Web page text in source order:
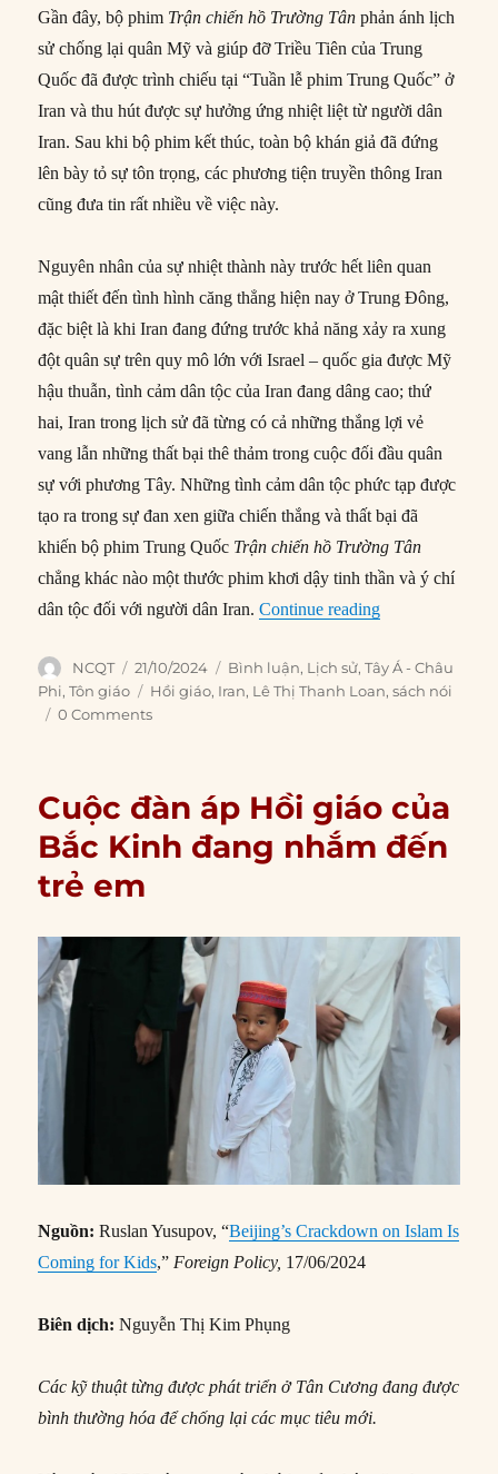
Gần đây, bộ phim Trận chiến hồ Trường Tân phản ánh lịch
sử chống lại quân Mỹ và giúp đỡ Triều Tiên của Trung
Quốc đã được trình chiếu tại “Tuần lễ phim Trung Quốc” ở
Iran và thu hút được sự hưởng ứng nhiệt liệt từ người dân
Iran. Sau khi bộ phim kết thúc, toàn bộ khán giả đã đứng
lên bày tỏ sự tôn trọng, các phương tiện truyền thông Iran
cũng đưa tin rất nhiều về việc này.
Nguyên nhân của sự nhiệt thành này trước hết liên quan
mật thiết đến tình hình căng thẳng hiện nay ở Trung Đông,
đặc biệt là khi Iran đang đứng trước khả năng xảy ra xung
đột quân sự trên quy mô lớn với Israel – quốc gia được Mỹ
hậu thuẫn, tình cảm dân tộc của Iran đang dâng cao; thứ
hai, Iran trong lịch sử đã từng có cả những thắng lợi vẻ
vang lẫn những thất bại thê thảm trong cuộc đối đầu quân
sự với phương Tây. Những tình cảm dân tộc phức tạp được
tạo ra trong sự đan xen giữa chiến thắng và thất bại đã
khiến bộ phim Trung Quốc Trận chiến hồ Trường Tân
chẳng khác nào một thước phim khơi dậy tinh thần và ý chí
dân tộc đối với người dân Iran.Continue reading“Iran trong lịch
Author
NCQT
Posted
on
21/10/2024 Categories
Bình luận, Lịch sử,Tây Á - Châu
Phi,Tôn giáo Tags
Hồi giáo, Iran, Lê Thị Thanh Loan,sách nói
0 Comments
Cuộc đàn áp Hồi giáo của
Bắc Kinh đang nhắm đến
trẻ em
Nguồn: Ruslan Yusupov, “Beijing’s Crackdown on Islam Is
Coming for Kids,” Foreign Policy, 17/06/2024
Biên dịch: Nguyễn Thị Kim Phụng
Các kỹ thuật từng được phát triển ở Tân Cương đang được
bình thường hóa để chống lại các mục tiêu mới.